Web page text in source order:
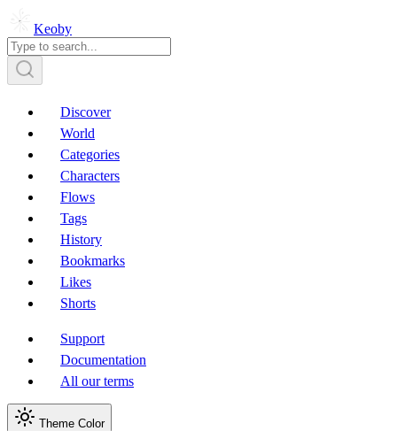
Keoby
Discover
World
Categories
Characters
Flows
Tags
History
Bookmarks
Likes
Shorts
Support
Documentation
All our terms
Theme Color